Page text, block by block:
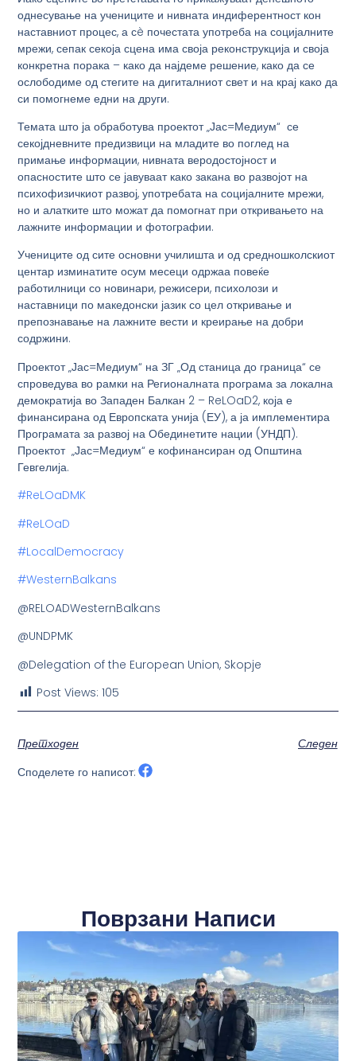
однесување на учениците и нивната индиферентност кон
наставниот процес, а сè почестата употреба на социјалните
мрежи, сепак секоја сцена има своја реконструкција и своја
конкретна порака – како да најдеме решение, како да се
ослободиме од стегите на дигиталниот свет и на крај како да
си помогнеме едни на други.
Темата што ја обработува проектот „Јас=Медиум“ се
секојдневните предизвици на младите во поглед на
примање информации, нивната веродостојност и
опасностите што се јавуваат како закана во развојот на
психофизичкиот развој, употребата на социјалните мрежи,
но и алатките што можат да помогнат при откривањето на
лажните информации и фотографии.
Учениците од сите основни училишта и од средношколскиот
центар изминатите осум месеци одржаа повеќе
работилници со новинари, режисери, психолози и
наставници по македонски јазик со цел откривање и
препознавање на лажните вести и креирање на добри
содржини.
Проектот „Јас=Медиум“ на ЗГ „Од станица до граница“ се
спроведува во рамки на Регионалната програма за локална
демократија во Западен Балкан 2 – ReLOaD2, која е
финансирана од Европската унија (ЕУ), а ја имплементира
Програмата за развој на Обединетите нации (УНДП).
Проектот „Јас=Медиум“ е кофинансиран од Општина
Гевгелија.
#ReLOaDMK
#ReLOaD
#LocalDemocracy
#WesternBalkans
@RELOADWesternBalkans
@UNDPMK
@Delegation of the European Union, Skopje
Post Views: 105
Претходен
Следен
Споделете го написот:
Поврзани Написи